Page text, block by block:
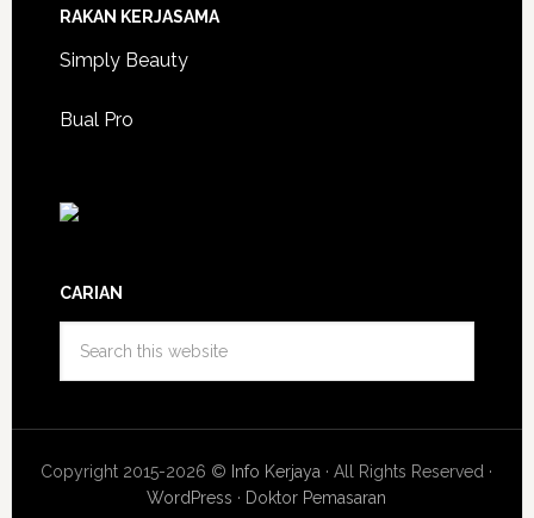
RAKAN KERJASAMA
Simply Beauty
Bual Pro
CARIAN
Copyright 2015-2026 © Info Kerjaya · All Rights Reserved ·
WordPress · Doktor Pemasaran